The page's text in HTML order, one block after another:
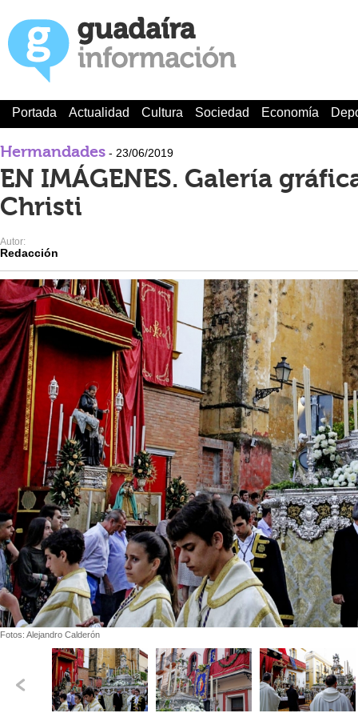
Portada Actualidad Cultura Sociedad Economía
Hermandades - 23/06/2019
EN IMÁGENES. Galería
Christi
Autor:
Redacción
Fotos: Alejandro Calderón